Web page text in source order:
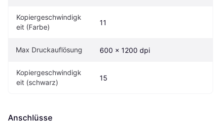
Kopiergeschwindigk
eit (Farbe)
11
Max Druckauflösung 600 x 1200 dpi
Kopiergeschwindigk
eit (schwarz)
15
Anschlüsse